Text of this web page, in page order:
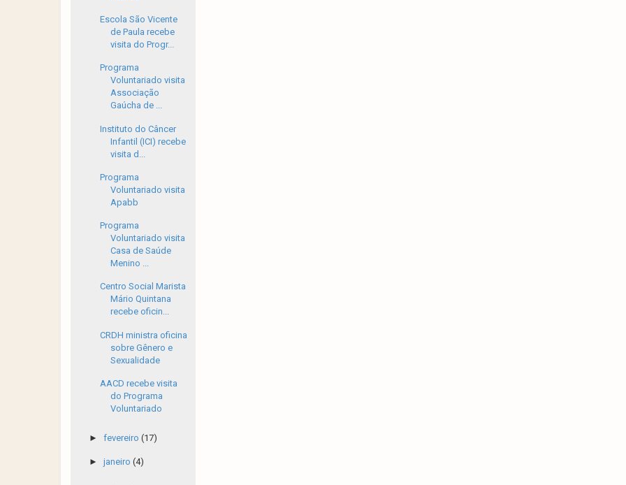
Escola São Vicente
de Paula recebe
visita do Progr...
Programa
Voluntariado visita
Associação
Gaúcha de ...
Instituto do Câncer
Infantil (ICI) recebe
visita d...
Programa
Voluntariado visita
Apabb
Programa
Voluntariado visita
Casa de Saúde
Menino ...
Centro Social Marista
Mário Quintana
recebe oficin...
CRDH ministra oficina
sobre Gênero e
Sexualidade
AACD recebe visita
do Programa
Voluntariado
► fevereiro (17)
► janeiro (4)